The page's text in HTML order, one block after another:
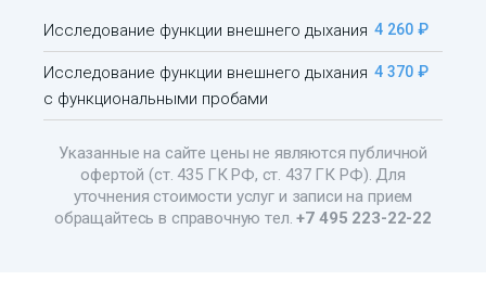
Исследование функции внешнего дыхания 4 260 ₽
Исследование функции внешнего дыхания
с функциональными пробами
4 370 ₽
Указанные на сайте цены не являются публичной
офертой (ст. 435 ГК РФ, ст. 437 ГК РФ). Для
уточнения стоимости услуг и записи на прием
обращайтесь в справочную тел.+7 495 223-22-22